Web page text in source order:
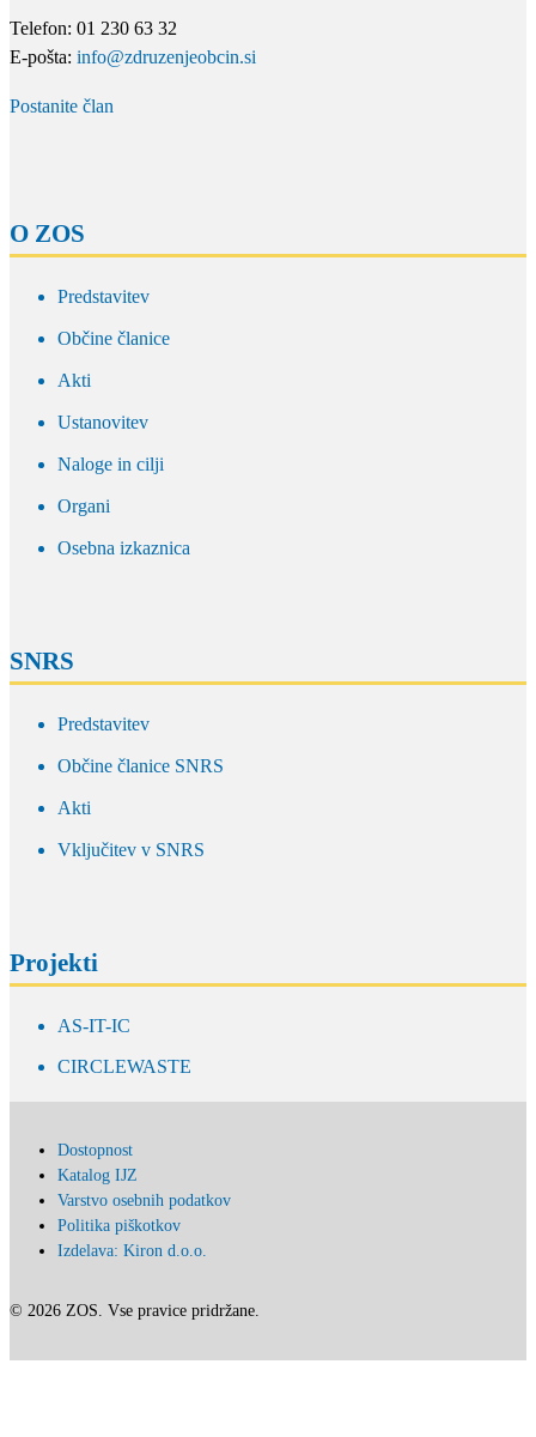
Telefon: 01 230 63 32
E-pošta: info@zdruzenjeobcin.si
Postanite član
O ZOS
Predstavitev
Občine članice
Akti
Ustanovitev
Naloge in cilji
Organi
Osebna izkaznica
SNRS
Predstavitev
Občine članice SNRS
Akti
Vključitev v SNRS
Projekti
AS-IT-IC
CIRCLEWASTE
© 2026 ZOS. Vse pravice pridržane.
Dostopnost
Katalog IJZ
Varstvo osebnih podatkov
Politika piškotkov
Izdelava: Kiron d.o.o.